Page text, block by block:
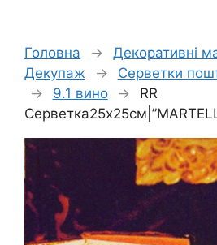
Головна → Декоративні
Декупаж
→ Серветки
→
9.1 вино →
RR